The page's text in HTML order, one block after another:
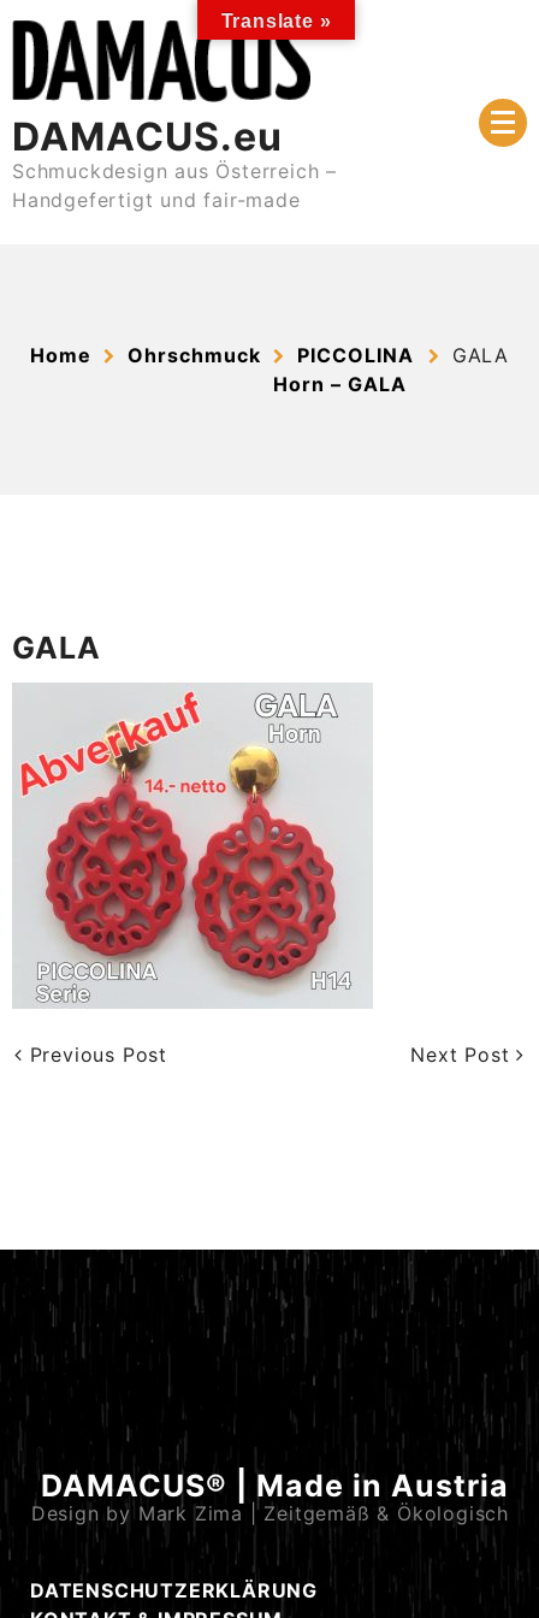
content
DAMACUS.eu
Schmuckdesign aus Österreich –
Handgefertigt und fair-made
Home Ohrschmuck
PICCOLINA
Horn – GALA
GALA
GALA
Previous Post Next Post
DAMACUS® | Made in Austria
Design by Mark Zima | Zeitgemäß & Ökologisch
DATENSCHUTZERKLÄRUNG
Translate »